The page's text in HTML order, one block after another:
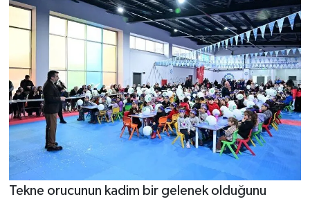
Tekne orucunun kadim bir gelenek olduğunu